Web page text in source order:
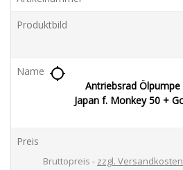
Antriebsrad
Japan f. Monkey 50 +
location_searching
Bruttopreis zzgl. Versandkosten